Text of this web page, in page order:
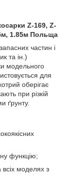
Z-169, Z-
1.85м Польща
частин і
та ін.)
модельного
для
оберігає
при різкій
ґрунту.
функцію;
моделях з